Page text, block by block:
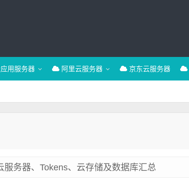
用服务器 阿里云服务器 京东云服务器
务器、Tokens、云存储及数据库汇总